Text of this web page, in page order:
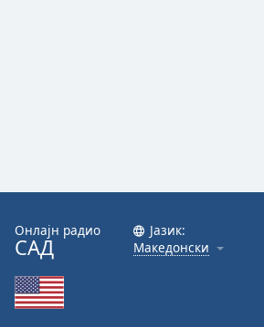
Онлајн радио
САД
Јазик:
Македонски